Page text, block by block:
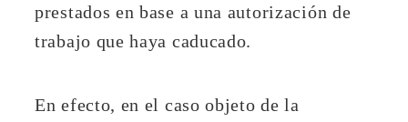
prestados en base a una autorización de
trabajo que haya caducado.
En efecto, en el caso objeto de la